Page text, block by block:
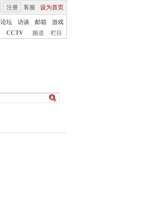
客服 设为首页
注册
论坛 访谈 邮箱
游戏
CCTV 频道 栏目